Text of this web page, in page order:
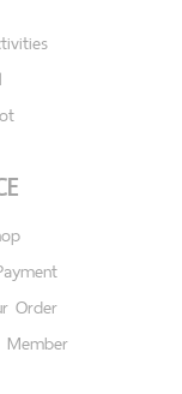
Order
Member